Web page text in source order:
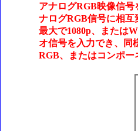
アナログRGB映像信
ナログRGB信号に相
最大で1080p、または
オ信号を入力でき、同
RGB、またはコンポ